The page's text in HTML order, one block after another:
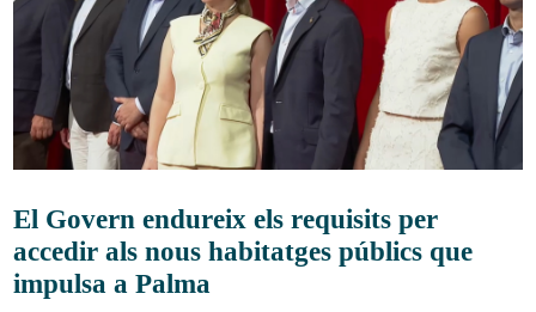
El Govern endureix els requisits per
accedir als nous habitatges públics que
impulsa a Palma